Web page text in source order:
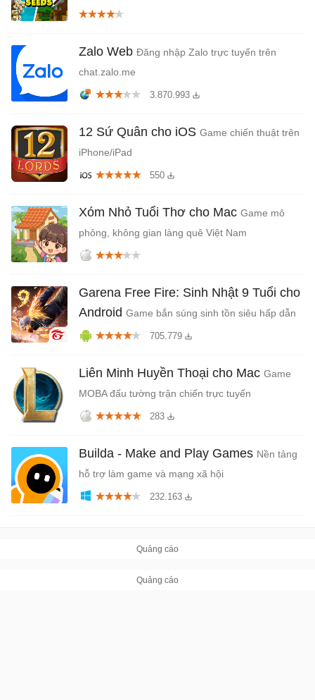
Zalo Web Đăng nhập Zalo trực tuyến trên
chat.zalo.me
3.870.993
12 Sứ Quân cho iOS Game chiến thuật trên
iPhone/iPad
550
Xóm Nhỏ Tuổi Thơ cho Mac Game mô
phỏng, không gian làng quê Việt Nam
Garena Free Fire: Sinh Nhật 9 Tuổi cho
Android Game bắn súng sinh tồn siêu hấp dẫn
705.779
Liên Minh Huyền Thoại cho Mac Game
MOBA đấu tường trận chiến trực tuyến
283
Builda - Make and Play Games Nền tảng
hỗ trợ làm game và mạng xã hội
232.163